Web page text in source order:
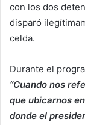
con los dos
disparó
celda.
Durante el
“Cuando nos
que ubicarnos
donde el